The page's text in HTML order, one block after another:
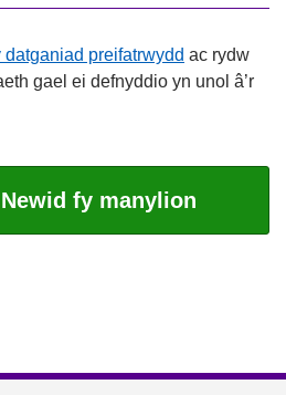
datganiad preifatrwydd ac rydw
gael ei defnyddio yn unol â’r